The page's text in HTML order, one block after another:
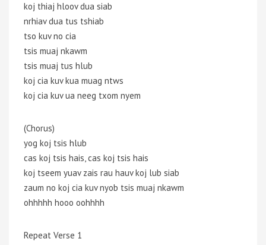
koj thiaj hloov dua siab
nrhiav dua tus tshiab
tso kuv no cia
tsis muaj nkawm
tsis muaj tus hlub
koj cia kuv kua muag ntws
koj cia kuv ua neeg txom nyem
(Chorus)
yog koj tsis hlub
cas koj tsis hais, cas koj tsis hais
koj tseem yuav zais rau hauv koj lub siab
zaum no koj cia kuv nyob tsis muaj nkawm
ohhhhh hooo oohhhh
Repeat Verse 1